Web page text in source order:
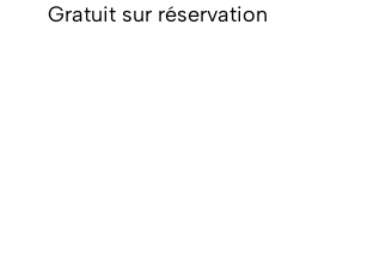
Gratuit sur réservation